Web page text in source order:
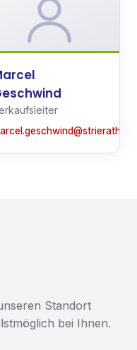
Standort
bei Ihnen.